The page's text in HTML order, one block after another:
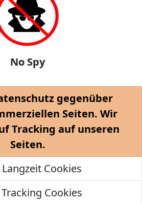
No Spy
gegenüber
Seiten. Wir
Tracking auf unseren
Seiten.
Cookies
Cookies